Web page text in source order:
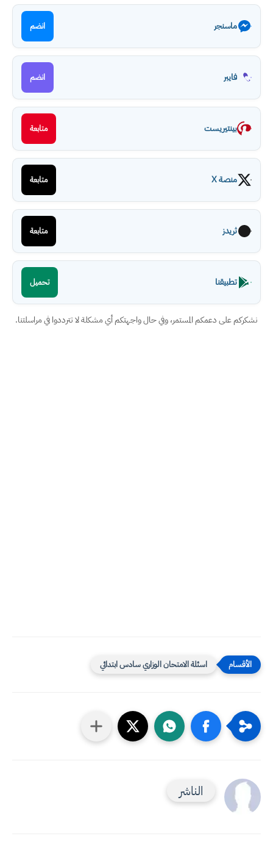
ماسنجر انضم
فايبر انضم
بينتيريست متابعة
منصة X متابعة
ثريدز متابعة
تطبيقنا تحميل
نشكركم على دعمكم المستمر، وفي حال واجهتكم أي مشكلة لا تترددوا في مراسلتنا.
اسئلة الامتحان الوزاري سادس ابتدائي
الناشر